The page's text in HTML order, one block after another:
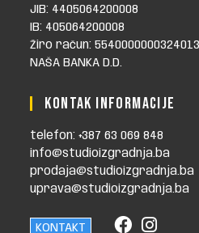
JIB: 4405064200008
IB: 405064200008
Žiro račun: 5540000000324013
NAŠA BANKA D.D.
KONTAK INFORMACIJE
telefon: +387 63 069 848
info@studioizgradnja.ba
prodaja@studioizgradnja.ba
uprava@studioizgradnja.ba
KONTAKT